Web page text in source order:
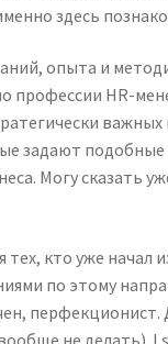
здесь
опыта и
профессии HR-
задают подобные
Могу сказать
кто уже начал
по этому
перфекционист.